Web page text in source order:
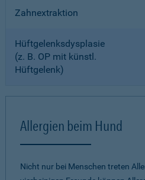
Zahnextraktion
Hüftgelenksdysplasie
(z. B. OP mit künstl.
Hüftgelenk)
Allergien beim Hund
Nicht nur bei Menschen treten